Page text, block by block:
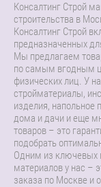
Консалтинг Строй
строительства в
Консалтинг Строй
предназначенных
Мы предлагаем
по самым вгодным
физических лиц. У
стройматериалы,
изделия, напольное
дома и дачи и еще
товаров – это
подобрать
Одним из ключевых
материалов у нас –
заказа по Москве и